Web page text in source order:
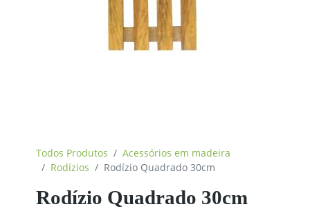
Todos Produtos
Acessórios em madeira
Rodízios
Rodízio Quadrado 30cm
Rodízio Quadrado 30cm